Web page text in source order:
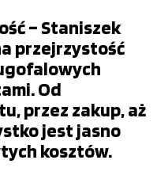
– Staniszek
przejrzystość
Od
przez zakup, aż
jest jasno
kosztów.